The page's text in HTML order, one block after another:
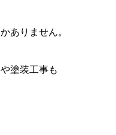
ありません。
塗装工事も